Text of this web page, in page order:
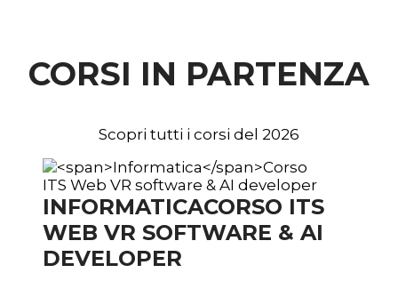
CORSI IN PARTENZA
Scopri tutti i corsi del 2026
INFORMATICACORSO ITS
WEB VR SOFTWARE & AI
DEVELOPER